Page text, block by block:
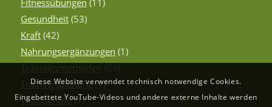
Gesundheit(53)
Kraft(42)
Nahrungsergänzungen (1)
Trainingsmethoden (66)
Trainingsplanung(4)
Wettkämpfe(1)
Diese Website verwendet technisch notwendige Cookies.
Eingebettete YouTube-Videos und andere externe Inhalte werden